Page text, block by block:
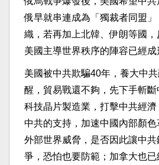
俄早就串連成為「獨裁者同盟
織，若再加上北韓、伊朗等國
美國主導世界秩序的陣容已經成
美國被中共欺騙40年，養大中
醒，貿易戰還不夠，先下手斬
科技晶片製造業，打擊中共經
中共的支持，加速中國內部顏
外部世界威脅，是否因此讓中
爭，恐怕也要防範；加拿大也